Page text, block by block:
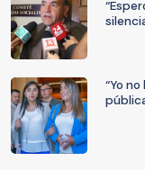
“Yo